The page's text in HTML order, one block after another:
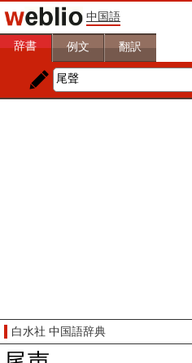
中国語
辞書 例文 翻訳
白水社 中国語辞典